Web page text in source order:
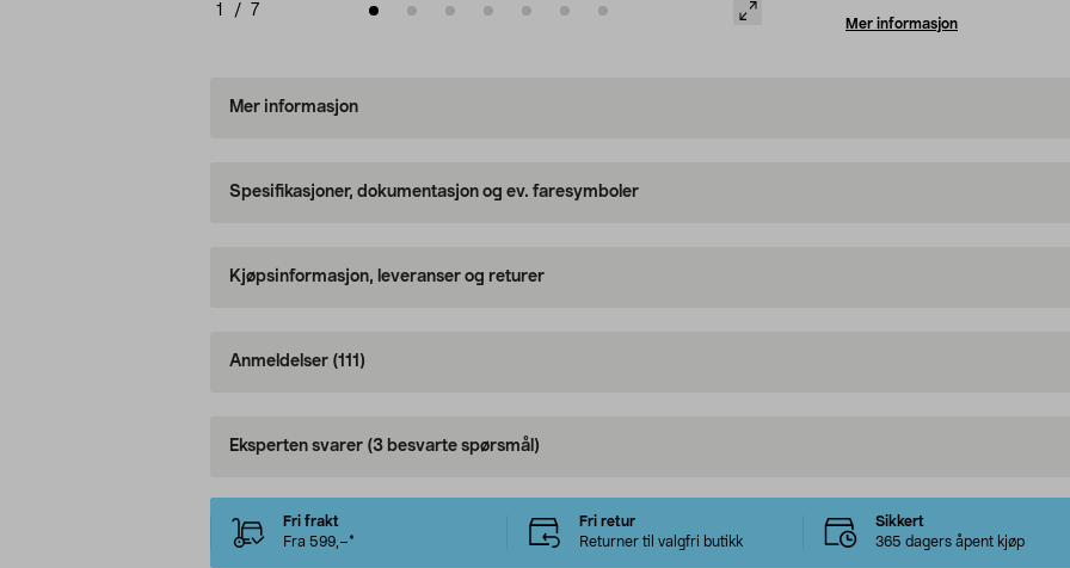
1 / 7
Mer informasjon
Mer informasjon
Spesifikasjoner, dokumentasjon og ev. faresymboler
Kjøpsinformasjon, leveranser og returer
Anmeldelser (111)
Eksperten svarer (3 besvarte spørsmål)
Fri frakt
Fra 599,–*
Fri retur
Returner til valgfri butikk
Sikkert
365 dagers åpent kjøp